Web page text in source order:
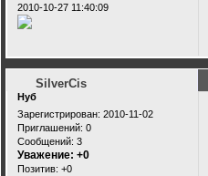
2010-10-27 11:40:09
SilverCis
Нуб
Зарегистрирован: 2010-11-02
Приглашений: 0
Сообщений: 3
Уважение: +0
Позитив: +0